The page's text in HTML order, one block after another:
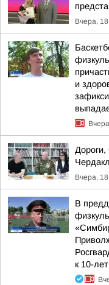
Вчера,
и
Дороги,
Вчера,
В
к 10-